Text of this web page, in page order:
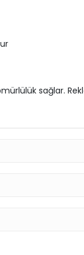
sağlar.